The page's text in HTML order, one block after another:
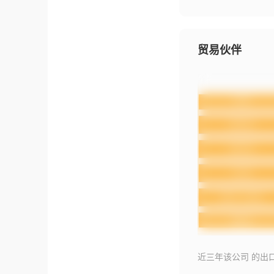
贸易伙伴
近三年该公司 的出